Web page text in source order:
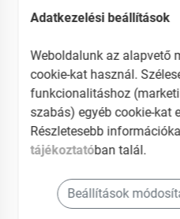
Tisztítja, táplálja és
EAN: 837524002544
Adatkezelési beállítások
Weboldalunk az alapvető
cookie-kat használ.
funkcionalitáshoz
szabás) egyéb cookie-kat
Részletesebb
tájékoztatóban talál.
Beállítások